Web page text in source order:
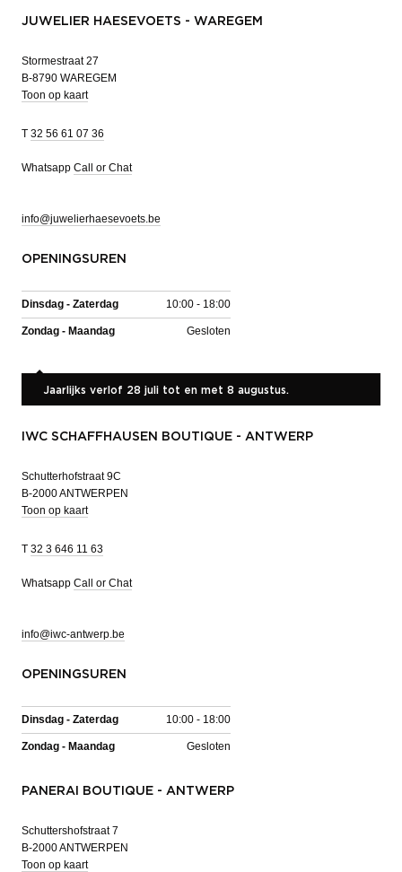
JUWELIER HAESEVOETS - WAREGEM
Stormestraat 27
B-8790 WAREGEM
Toon op kaart
T 32 56 61 07 36
Whatsapp Call or Chat
info@juwelierhaesevoets.be
OPENINGSUREN
Dinsdag - Zaterdag 10:00 - 18:00
Zondag - Maandag Gesloten
Jaarlijks verlof 28 juli tot en met 8 augustus.
IWC SCHAFFHAUSEN BOUTIQUE - ANTWERP
Schutterhofstraat 9C
B-2000 ANTWERPEN
Toon op kaart
T 32 3 646 11 63
Whatsapp Call or Chat
info@iwc-antwerp.be
OPENINGSUREN
Dinsdag - Zaterdag 10:00 - 18:00
Zondag - Maandag Gesloten
PANERAI BOUTIQUE - ANTWERP
Schuttershofstraat 7
B-2000 ANTWERPEN
Toon op kaart